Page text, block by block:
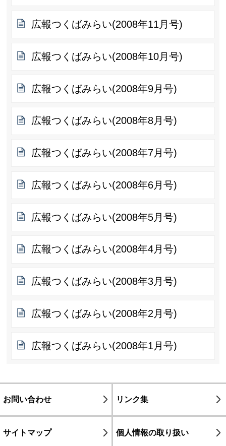
広報つくばみらい(2008年11月号)
広報つくばみらい(2008年10月号)
広報つくばみらい(2008年9月号)
広報つくばみらい(2008年8月号)
広報つくばみらい(2008年7月号)
広報つくばみらい(2008年6月号)
広報つくばみらい(2008年5月号)
広報つくばみらい(2008年4月号)
広報つくばみらい(2008年3月号)
広報つくばみらい(2008年2月号)
広報つくばみらい(2008年1月号)
お問い合わせ リンク集
サイトマップ 個人情報の取り扱い